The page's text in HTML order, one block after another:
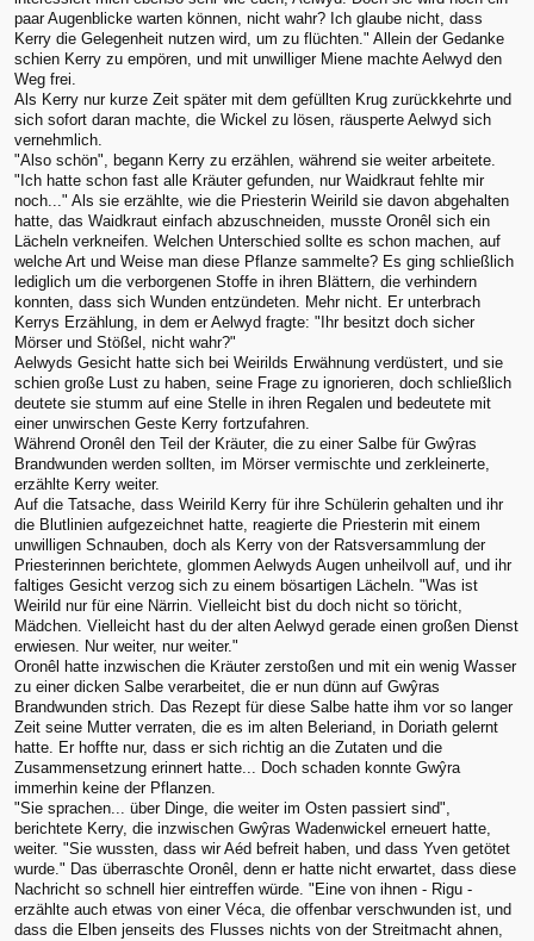
paar Augenblicke warten können, nicht wahr? Ich glaube nicht, dass
Kerry die Gelegenheit nutzen wird, um zu flüchten." Allein der Gedanke
schien Kerry zu empören, und mit unwilliger Miene machte Aelwyd den
Weg frei.
Als Kerry nur kurze Zeit später mit dem gefüllten Krug zurückkehrte und
sich sofort daran machte, die Wickel zu lösen, räusperte Aelwyd sich
vernehmlich.
"Also schön", begann Kerry zu erzählen, während sie weiter arbeitete.
"Ich hatte schon fast alle Kräuter gefunden, nur Waidkraut fehlte mir
noch..." Als sie erzählte, wie die Priesterin Weirild sie davon abgehalten
hatte, das Waidkraut einfach abzuschneiden, musste Oronêl sich ein
Lächeln verkneifen. Welchen Unterschied sollte es schon machen, auf
welche Art und Weise man diese Pflanze sammelte? Es ging schließlich
lediglich um die verborgenen Stoffe in ihren Blättern, die verhindern
konnten, dass sich Wunden entzündeten. Mehr nicht. Er unterbrach
Kerrys Erzählung, in dem er Aelwyd fragte: "Ihr besitzt doch sicher
Mörser und Stößel, nicht wahr?"
Aelwyds Gesicht hatte sich bei Weirilds Erwähnung verdüstert, und sie
schien große Lust zu haben, seine Frage zu ignorieren, doch schließlich
deutete sie stumm auf eine Stelle in ihren Regalen und bedeutete mit
einer unwirschen Geste Kerry fortzufahren.
Während Oronêl den Teil der Kräuter, die zu einer Salbe für Gwŷras
Brandwunden werden sollten, im Mörser vermischte und zerkleinerte,
erzählte Kerry weiter.
Auf die Tatsache, dass Weirild Kerry für ihre Schülerin gehalten und ihr
die Blutlinien aufgezeichnet hatte, reagierte die Priesterin mit einem
unwilligen Schnauben, doch als Kerry von der Ratsversammlung der
Priesterinnen berichtete, glommen Aelwyds Augen unheilvoll auf, und ihr
faltiges Gesicht verzog sich zu einem bösartigen Lächeln. "Was ist
Weirild nur für eine Närrin. Vielleicht bist du doch nicht so töricht,
Mädchen. Vielleicht hast du der alten Aelwyd gerade einen großen Dienst
erwiesen. Nur weiter, nur weiter."
Oronêl hatte inzwischen die Kräuter zerstoßen und mit ein wenig Wasser
zu einer dicken Salbe verarbeitet, die er nun dünn auf Gwŷras
Brandwunden strich. Das Rezept für diese Salbe hatte ihm vor so langer
Zeit seine Mutter verraten, die es im alten Beleriand, in Doriath gelernt
hatte. Er hoffte nur, dass er sich richtig an die Zutaten und die
Zusammensetzung erinnert hatte... Doch schaden konnte Gwŷra
immerhin keine der Pflanzen.
"Sie sprachen... über Dinge, die weiter im Osten passiert sind",
berichtete Kerry, die inzwischen Gwŷras Wadenwickel erneuert hatte,
weiter. "Sie wussten, dass wir Aéd befreit haben, und dass Yven getötet
wurde." Das überraschte Oronêl, denn er hatte nicht erwartet, dass diese
Nachricht so schnell hier eintreffen würde. "Eine von ihnen - Rigu -
erzählte auch etwas von einer Véca, die offenbar verschwunden ist, und
dass die Elben jenseits des Flusses nichts von der Streitmacht ahnen,